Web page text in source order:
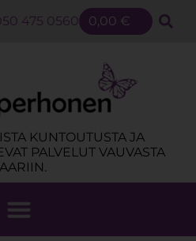
475 0560 0,00 €
KUNTOUTUSTA JA
PALVELUT VAUVASTA